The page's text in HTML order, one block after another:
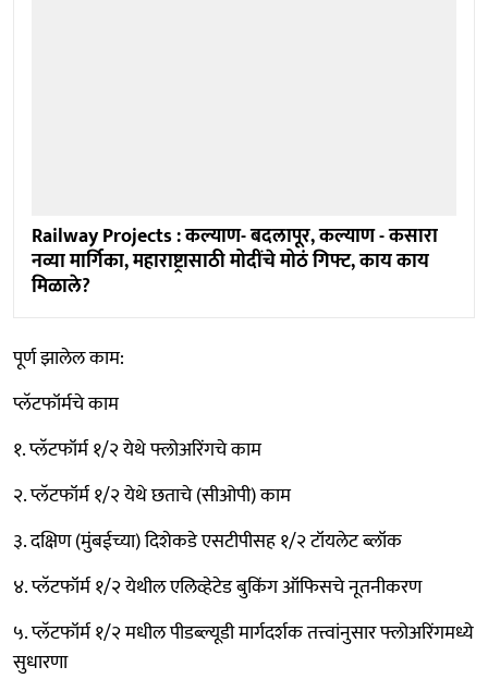
Railway Projects : कल्याण- बदलापूर, कल्याण - कसारा
नव्या मार्गिका, महाराष्ट्रासाठी मोदींचे मोठं गिफ्ट, काय काय
मिळाले?
पूर्ण झालेल काम:
प्लॅटफॉर्मचे काम
१. प्लॅटफॉर्म १/२ येथे फ्लोअरिंगचे काम
२. प्लॅटफॉर्म १/२ येथे छताचे (सीओपी) काम
३. दक्षिण (मुंबईच्या) दिशेकडे एसटीपीसह १/२ टॉयलेट ब्लॉक
४. प्लॅटफॉर्म १/२ येथील एलिव्हेटेड बुकिंग ऑफिसचे नूतनीकरण
५. प्लॅटफॉर्म १/२ मधील पीडब्ल्यूडी मार्गदर्शक तत्त्वांनुसार फ्लोअरिंगमध्ये
सुधारणा